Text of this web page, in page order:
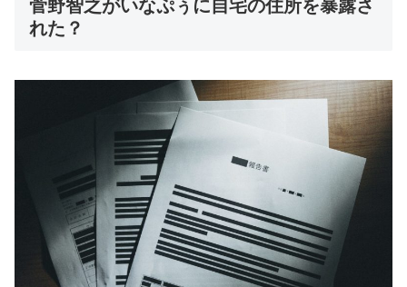
菅野智之がいなぷぅに自宅の住所を暴露さ
れた？